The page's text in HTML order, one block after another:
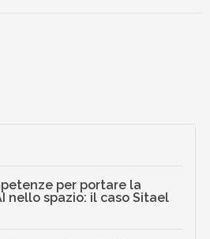
per portare la
nello spazio: il caso Sitael